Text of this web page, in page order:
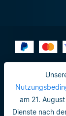
am 21.
Dienste nach